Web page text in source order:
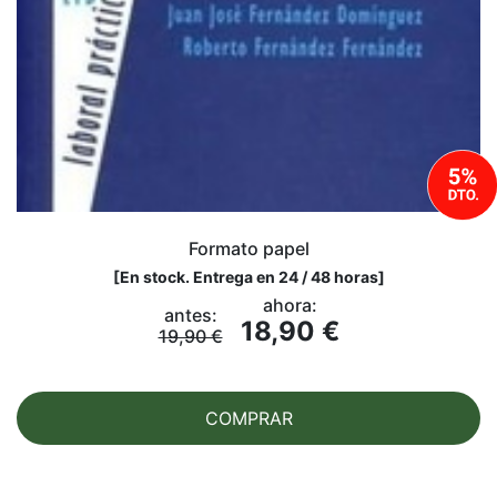
Formato papel
[En stock. Entrega en 24 / 48 horas]
antes:
19,90 €
ahora:
18,90 €
COMPRAR